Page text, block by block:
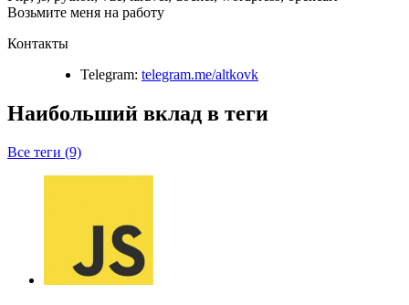
Возьмите меня на работу
Контакты
Telegram: telegram.me/altkovk
Наибольший вклад в теги
Все теги (9)